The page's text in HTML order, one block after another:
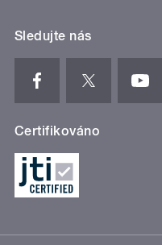
Sledujte nás
Certifikováno